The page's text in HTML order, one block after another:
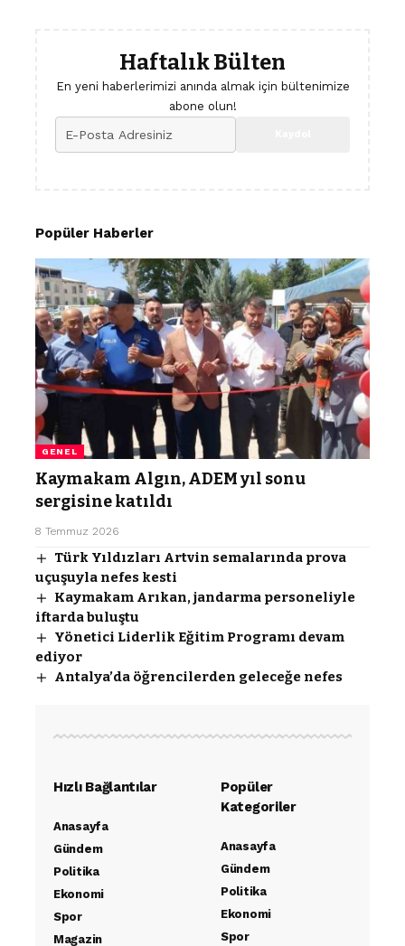
Haftalık Bülten
En yeni haberlerimizi anında almak için bültenimize
abone olun!
Popüler Haberler
GENEL
Kaymakam Algın, ADEM yıl sonu
sergisine katıldı
8 Temmuz 2026
Türk Yıldızları Artvin semalarında prova
uçuşuyla nefes kesti
Kaymakam Arıkan, jandarma personeliyle
iftarda buluştu
Yönetici Liderlik Eğitim Programı devam
ediyor
Antalya’da öğrencilerden geleceğe nefes
Hızlı Bağlantılar
Anasayfa
Gündem
Politika
Ekonomi
Spor
Magazin
Popüler
Kategoriler
Anasayfa
Gündem
Politika
Ekonomi
Spor